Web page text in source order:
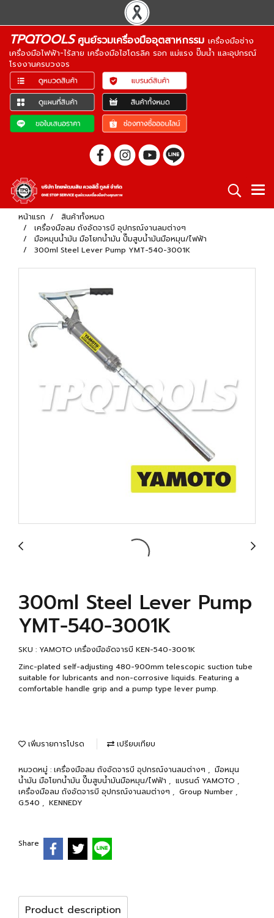
TPQTOOLSศูนย์รวมเครื่องมืออุตสาหกรรม เครื่องมือช่าง
เครื่องมือไฟฟ้า-ไร้สาย เครื่องมือไฮโดรลิค รอก แม่แรง ปั๊มน้ำ และอุปกรณ์
โรงงานครบวงจร
หน้าแรก
สินค้าทั้งหมด
เครื่องมือลม ถังอัดจารบี อุปกรณ์งานลมต่างๆ
มือหมุนน้ำมัน มือโยกน้ำมัน ปั๊มสูบน้ำมันมือหมุน/ไฟฟ้า
300ml Steel Lever Pump YMT-540-3001K
300ml Steel Lever Pump
YMT-540-3001K
SKU : YAMOTO เครื่องมืออัดจารบี KEN-540-3001K
Zinc-plated self-adjusting 480-900mm telescopic suction tube
suitable for lubricants and non-corrosive liquids. Featuring a
comfortable handle grip and a pump type lever pump.
เพิ่มรายการโปรด เปรียบเทียบ
หมวดหมู่ : เครื่องมือลม ถังอัดจารบี อุปกรณ์งานลมต่างๆ , มือหมุน
น้ำมัน มือโยกน้ำมัน ปั๊มสูบน้ำมันมือหมุน/ไฟฟ้า , แบรนด์ YAMOTO ,
เครื่องมือลม ถังอัดจารบี อุปกรณ์งานลมต่างๆ , Group Number ,
G.540 , KENNEDY
Share
Product description